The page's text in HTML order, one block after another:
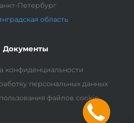
Петербург
область
Документы
конфиденциальности
персональных данных
файлов cookie